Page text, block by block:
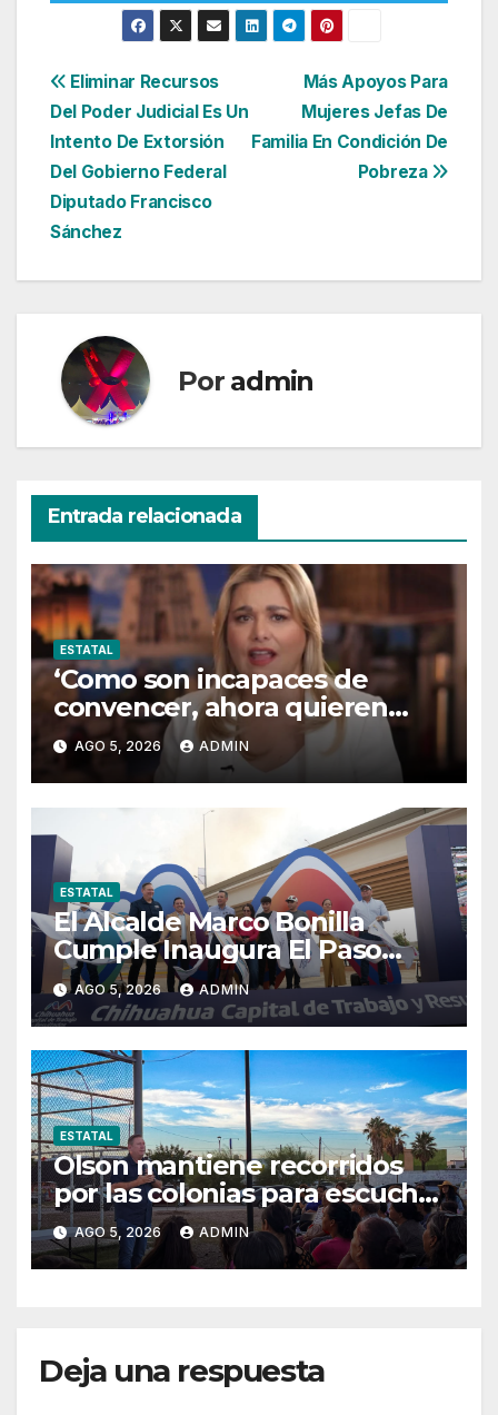
Navegación
de
entradas
Más Apoyos Para
Mujeres Jefas De
Familia En Condición De
Pobreza
Eliminar Recursos
Del Poder Judicial Es Un
Intento De Extorsión
Del Gobierno Federal
Diputado Francisco
Sánchez
Por admin
Entrada relacionada
ESTATAL
‘Como son incapaces de
convencer, ahora quieren
censurar’
AGO 5, 2026 ADMIN
ESTATAL
El Alcalde Marco Bonilla
Cumple Inaugura El Paso
Superior De Fuerza Aérea Y
Carretera Aldama
AGO 5, 2026 ADMIN
ESTATAL
Olson mantiene recorridos
por las colonias para escuchar
a las familias
AGO 5, 2026 ADMIN
Deja una respuesta